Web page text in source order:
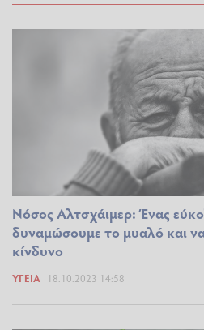
Νόσος Αλτσχάιμερ: Ένας
δυναμώσουμε το μυαλό και
κίνδυνο
ΥΓΕΊΑ 18.10.2023 14:58